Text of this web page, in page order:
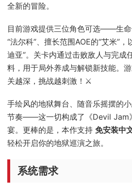
全新的冒险。
目前游戏提供三位角色可选——生
“法尔科”、擅长范围AOE的“艾米”
迪亚”。关卡内通过击败敌人与完成
料，用于局外养成与解锁新技能。
关越深，挑战越刺激！⚔️
手绘风的地狱舞台、随音乐摇摆的
节奏——这一切构成了《Devil Jam
宴。更棒的是，本作支持 免安装中
轻松开启你的地狱巡演之旅。
系统需求